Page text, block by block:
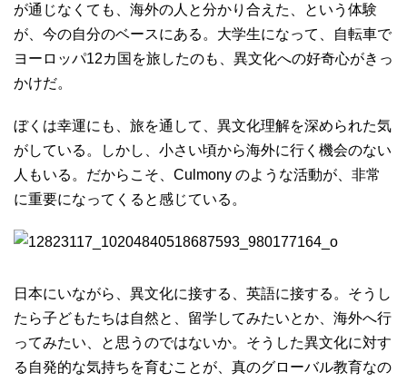
が通じなくても、海外の人と分かり合えた、という体験
が、今の自分のベースにある。大学生になって、自転車で
ヨーロッパ12カ国を旅したのも、異文化への好奇心がきっ
かけだ。
ぼくは幸運にも、旅を通して、異文化理解を深められた気
がしている。しかし、小さい頃から海外に行く機会のない
人もいる。だからこそ、Culmony のような活動が、非常
に重要になってくると感じている。
日本にいながら、異文化に接する、英語に接する。そうし
たら子どもたちは自然と、留学してみたいとか、海外へ行
ってみたい、と思うのではないか。そうした異文化に対す
る自発的な気持ちを育むことが、真のグローバル教育なの